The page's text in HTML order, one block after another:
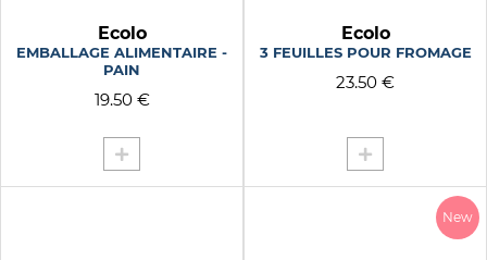
Ecolo
EMBALLAGE ALIMENTAIRE -
PAIN
19.50 €
Ecolo
3 FEUILLES POUR FROMAGE
23.50 €
New